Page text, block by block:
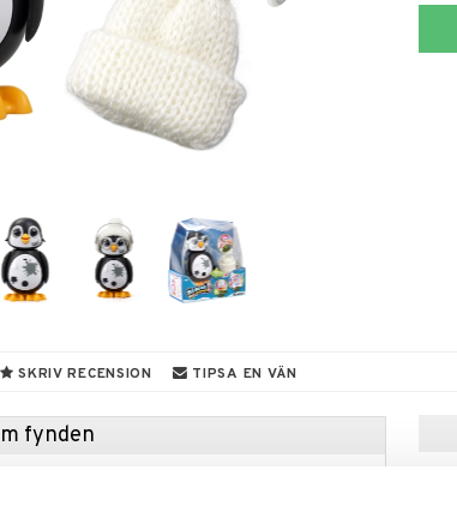
SKRIV RECENSION TIPSA EN VÄN
fynden